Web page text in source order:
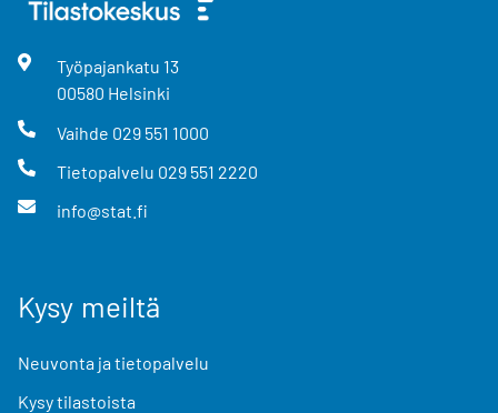
Työpajankatu 13
00580 Helsinki
Vaihde 029 551 1000
Tietopalvelu 029 551 2220
info@stat.fi
Kysy meiltä
Neuvonta ja tietopalvelu
Kysy tilastoista